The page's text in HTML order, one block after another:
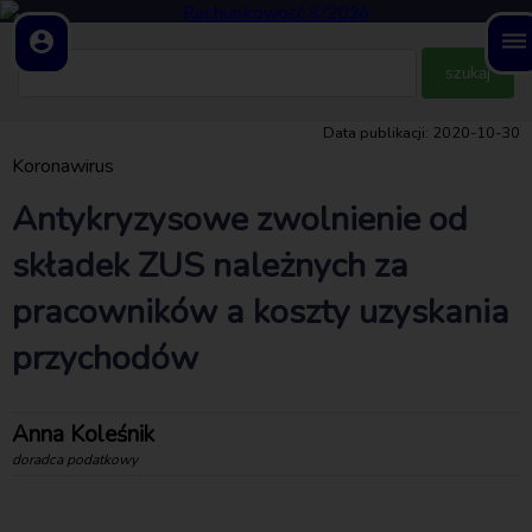
account_circle dehaze
Data publikacji: 2020-10-30
Koronawirus
Antykryzysowe zwolnienie od
składek ZUS należnych za
pracowników a koszty uzyskania
przychodów
Anna Koleśnik
doradca podatkowy